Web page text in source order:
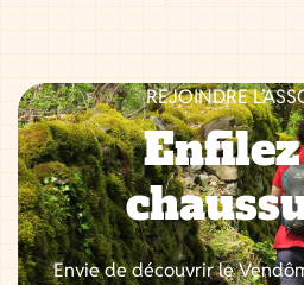
REJOINDRE
Envie de découvrir le